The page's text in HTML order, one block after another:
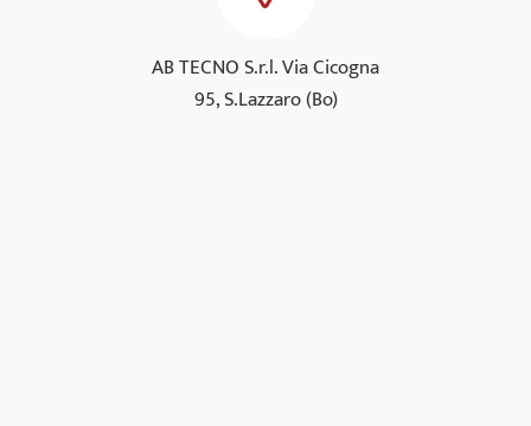
AB TECNO S.r.l. Via Cicogna
95, S.Lazzaro (Bo)